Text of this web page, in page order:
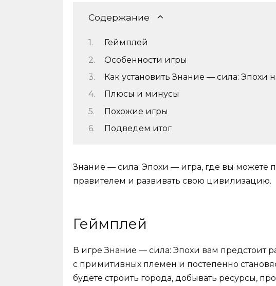
Содержание
Геймплей
Особенности игры
Как установить Знание — сила: Эпохи
Плюсы и минусы
Похожие игры
Подведем итог
Знание — сила: Эпохи — игра, где вы можете
правителем и развивать свою цивилизацию.
Геймплей
В игре Знание — сила: Эпохи вам предстоит
с примитивных племен и постепенно
будете строить города, добывать ресурсы,